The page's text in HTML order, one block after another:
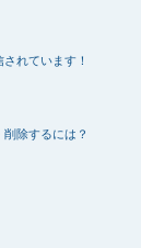
れています！
除するには？